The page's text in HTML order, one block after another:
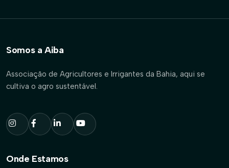
Somos a Aiba
Associação de Agricultores e Irrigantes da Bahia, aqui se
cultiva o agro sustentável.
Onde Estamos